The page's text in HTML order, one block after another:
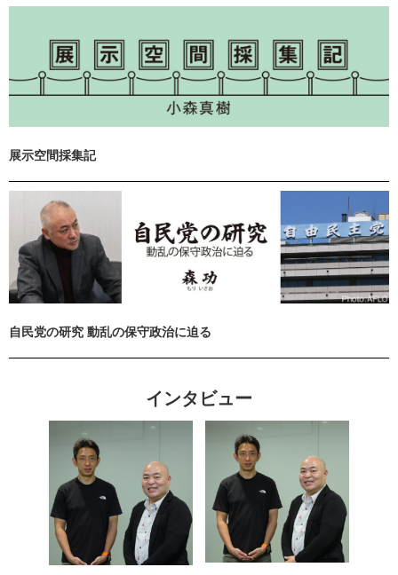
展示空間採集記
自民党の研究 動乱の保守政治に迫る
インタビュー